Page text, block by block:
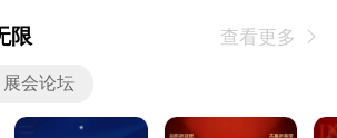
限 查看更多 
展会论坛